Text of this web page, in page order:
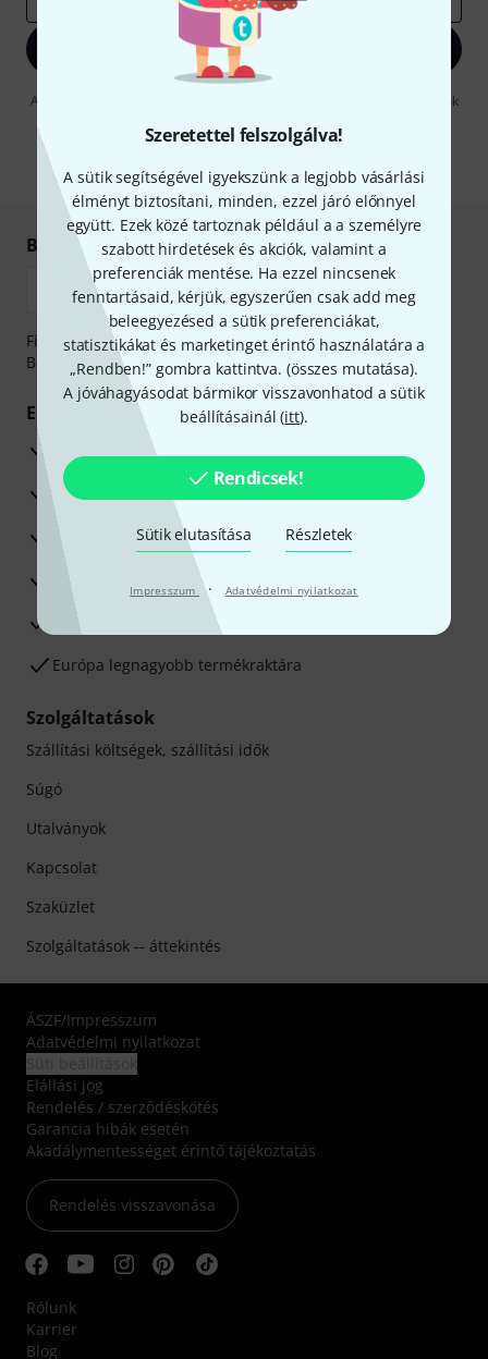
Szeretettel felszolgálva!
A sütik segítségével igyekszünk a legjobb vásárlási
élményt biztosítani, minden, ezzel járó előnnyel
együtt. Ezek közé tartoznak például a a személyre
szabott hirdetések és akciók, valamint a
preferenciák mentése. Ha ezzel nincsenek
fenntartásaid, kérjük, egyszerűen csak add meg
beleegyezésed a sütik preferenciákat,
statisztikákat és marketinget érintő használatára a
„Rendben!” gombra kattintva. (összes mutatása).
A jóváhagyásodat bármikor visszavonhatod a sütik
beállításainál (itt).
Rendicsek!
Sütik elutasítása Részletek
Impresszum · Adatvédelmi nyilatkozat
Bejelentkezés
A "Bejelentkezés" gombra kattintva elfogadja, hogy e-mailben küldjünk
információkat azdata protection guideline-ben talál.
* Kitöltés kötelező
Biztonságos vásárlás és fizetés
Fizessen biztonságosan, titkosítással: Banki átutalás vagy
Betéti- vagy hitelkártya segítségével
Előnyök
3 éves Thomann-garancia
30 napos pénzvisszafizetési garancia
Javítás/Szervizelés
Hozzáértők szaktanácsadása
Elégedettségi Garancia
Európa legnagyobb termékraktára
Szolgáltatások
Szállítási költségek, szállítási idők
Súgó
Utalványok
Kapcsolat
Szaküzlet
Szolgáltatások -- áttekintés
ÁSZF/Impresszum
Adatvédelmi nyilatkozat
Elállási jog
Rendelés / szerződéskötés
Garancia hibák esetén
Akadálymentességet érintő tájékoztatás
Rendelés visszavonása
Rólunk
Karrier
Blog